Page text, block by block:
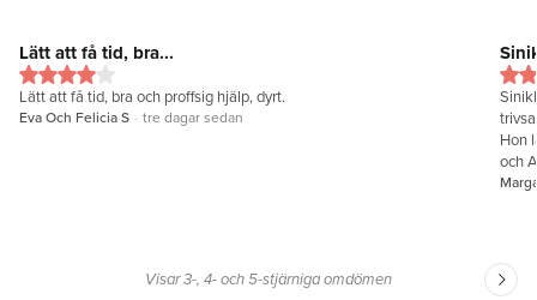
Lätt att få tid, bra...
Lätt att få tid, bra och proffsig hjälp, dyrt.
Eva Och Felicia S · tre dagar sedan
Sinikka
trivsam
Hon
och
Visar 3-, 4- och 5-stjärniga omdömen